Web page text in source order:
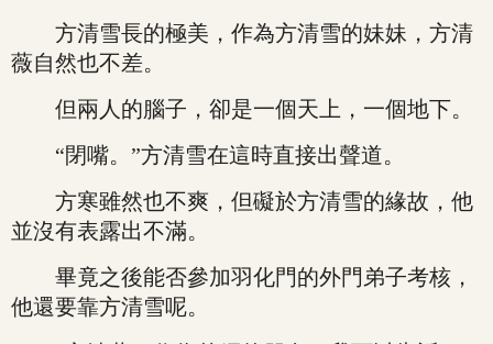
方清雪長的極美，作為方清雪的妹妹，方清
薇自然也不差。
但兩人的腦子，卻是一個天上，一個地下。
“閉嘴。”方清雪在這時直接出聲道。
方寒雖然也不爽，但礙於方清雪的緣故，他
並沒有表露出不滿。
畢竟之後能否參加羽化門的外門弟子考核，
他還要靠方清雪呢。